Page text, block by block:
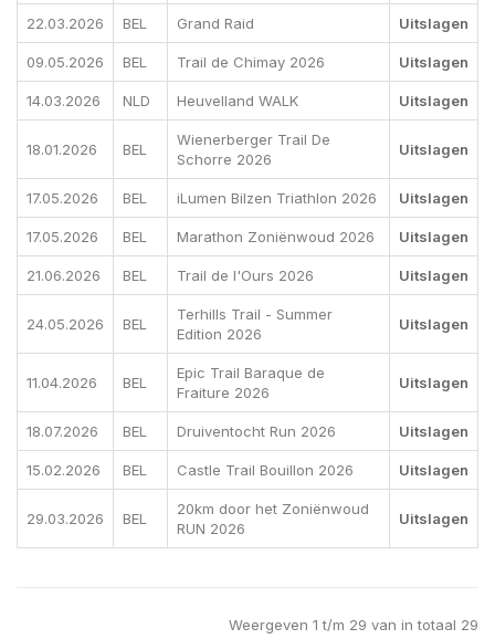
22.03.2026 BEL Grand Raid Uitslagen
09.05.2026 BEL Trail de Chimay 2026 Uitslagen
14.03.2026 NLD Heuvelland WALK Uitslagen
18.01.2026 BEL
Wienerberger Trail De
Schorre 2026
Uitslagen
17.05.2026 BEL iLumen Bilzen Triathlon 2026 Uitslagen
17.05.2026 BEL Marathon Zoniënwoud 2026 Uitslagen
21.06.2026 BEL Trail de l'Ours 2026 Uitslagen
24.05.2026 BEL
Terhills Trail - Summer
Edition 2026
Uitslagen
11.04.2026 BEL
Epic Trail Baraque de
Fraiture 2026
Uitslagen
18.07.2026 BEL Druiventocht Run 2026 Uitslagen
15.02.2026 BEL Castle Trail Bouillon 2026 Uitslagen
29.03.2026 BEL
20km door het Zoniënwoud
RUN 2026
Uitslagen
Weergeven 1 t/m 29 van in totaal 29